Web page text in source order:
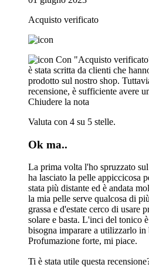
Acquisto verificato
Con "Acquisto
è stata scritta da clienti che
prodotto sul nostro shop.
recensione, è sufficiente avere
Chiudere la nota
Valuta con 4 su 5 stelle.
Ok ma..
La prima volta l'ho spruzzato
ha lasciato la pelle appiccicosa
stata più distante ed è andata
la mia pelle serve qualcosa di
grassa e d'estate cerco di usare
solare e basta. L'inci del tonico
bisogna imparare a utilizzarlo in
Profumazione forte, mi piace.
Ti è stata utile questa